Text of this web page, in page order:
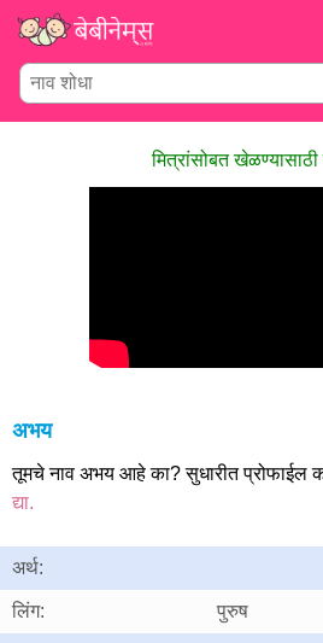
मित्रांसोबत
अभय
तूमचे नाव अभय आहे का? सुधारीत प्रोफाईल
द्या.
अर्थ:
लिंग: पुरुष